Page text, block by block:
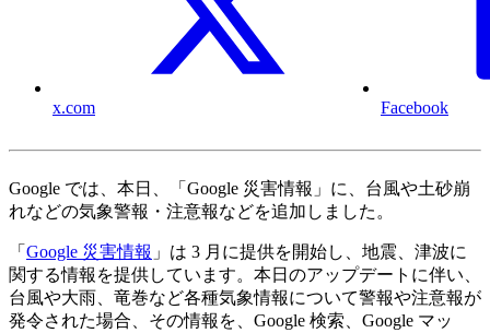
x.com Facebook
Google では、本日、「Google 災害情報」に、台風や土砂崩
れなどの気象警報・注意報などを追加しました。
「 Google 災害情報 」は 3 月に提供を開始し、地震、津波に
関する情報を提供しています。本日のアップデートに伴い、
台風や大雨、竜巻など各種気象情報について警報や注意報が
発令された場合、その情報を、Google 検索、Google マッ